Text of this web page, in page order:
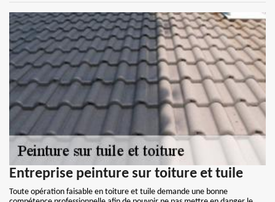
Entreprise peinture sur toiture et tuile
Toute opération faisable en toiture et tuile demande une bonne